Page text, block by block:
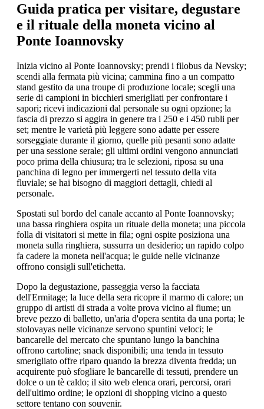
Guida pratica per visitare, degustare
e il rituale della moneta vicino al
Ponte Ioannovsky
Inizia vicino al Ponte Ioannovsky; prendi i filobus da Nevsky;
scendi alla fermata più vicina; cammina fino a un compatto
stand gestito da una troupe di produzione locale; scegli una
serie di campioni in bicchieri smerigliati per confrontare i
sapori; ricevi indicazioni dal personale su ogni opzione; la
fascia di prezzo si aggira in genere tra i 250 e i 450 rubli per
set; mentre le varietà più leggere sono adatte per essere
sorseggiate durante il giorno, quelle più pesanti sono adatte
per una sessione serale; gli ultimi ordini vengono annunciati
poco prima della chiusura; tra le selezioni, riposa su una
panchina di legno per immergerti nel tessuto della vita
fluviale; se hai bisogno di maggiori dettagli, chiedi al
personale.
Spostati sul bordo del canale accanto al Ponte Ioannovsky;
una bassa ringhiera ospita un rituale della moneta; una piccola
folla di visitatori si mette in fila; ogni ospite posiziona una
moneta sulla ringhiera, sussurra un desiderio; un rapido colpo
fa cadere la moneta nell'acqua; le guide nelle vicinanze
offrono consigli sull'etichetta.
Dopo la degustazione, passeggia verso la facciata
dell'Ermitage; la luce della sera ricopre il marmo di calore; un
gruppo di artisti di strada a volte prova vicino al fiume; un
breve pezzo di balletto, un'aria d'opera sentita da una porta; le
stolovayas nelle vicinanze servono spuntini veloci; le
bancarelle del mercato che spuntano lungo la banchina
offrono cartoline; snack disponibili; una tenda in tessuto
smerigliato offre riparo quando la brezza diventa fredda; un
acquirente può sfogliare le bancarelle di tessuti, prendere un
dolce o un tè caldo; il sito web elenca orari, percorsi, orari
dell'ultimo ordine; le opzioni di shopping vicino a questo
settore tentano con souvenir.